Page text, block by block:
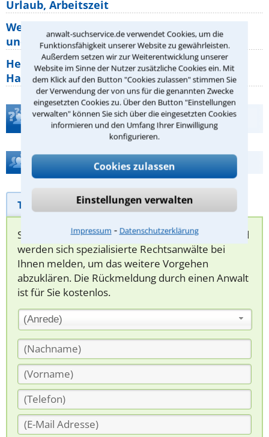
anwalt-suchservice.de verwendet Cookies, um die
Funktionsfähigkeit unserer Website zu gewährleisten.
Außerdem setzen wir zur Weiterentwicklung unserer
Website im Sinne der Nutzer zusätzliche Cookies ein. Mit
dem Klick auf den Button "Cookies zulassen" stimmen Sie
der Verwendung der von uns für die genannten Zwecke
eingesetzten Cookies zu. Über den Button "Einstellungen
verwalten" können Sie sich über die eingesetzten Cookies
informieren und den Umfang Ihrer Einwilligung
konfigurieren.
Cookies zulassen
Einstellungen verwalten
Impressum ⁃ Datenschutzerklärung
Urlaub, Arbeitszeit
Welche Rechte hat der Käufer eines Pferdes
und wie macht man sie
Heizungsaustausch abgesagt: Was müssen
Hauseigentümer jetzt zum Thema
Teste Dein Rechtswissen
Hilfe bei Ihrer Anwaltsuche?
Telefonhilfe Beratungsanfrage
Sie können hier Ihren Fall schildern. Anschließend
werden sich spezialisierte Rechtsanwälte bei
Ihnen melden, um das weitere Vorgehen
abzuklären. Die Rückmeldung durch einen Anwalt
ist für Sie kostenlos.
(Anrede)